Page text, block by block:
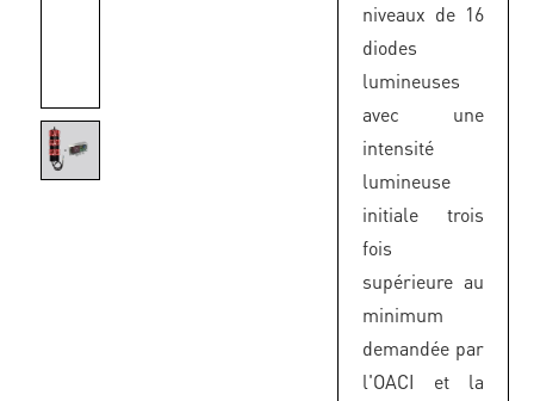
niveaux de 16
diodes
lumineuses
avec une
intensité
lumineuse
initiale trois
fois
supérieure au
minimum
demandée par
l'OACI et la